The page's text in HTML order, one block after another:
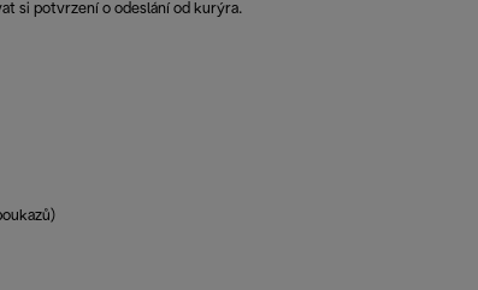
si potvrzení o odeslání od kurýra.